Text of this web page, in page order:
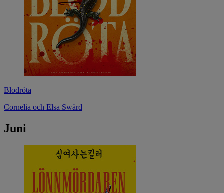
Blodröta
Cornelia och Elsa Swärd
Juni